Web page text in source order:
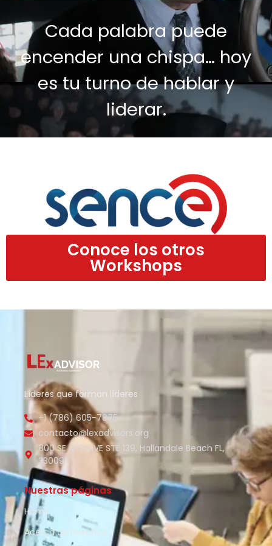
Cada palabra puede
encender una chispa… hoy
es tu turno de hablar y
liderar.
Conoce los otros
Workshops
Líderes que forman líderes
+1 (786) 605-7875
contacto@lexadvisors.org
800 SE 4TH AVE STE 139, Hallandale Beach FL,
33009
Nuestras páginas
Home
Acerca de nosotros